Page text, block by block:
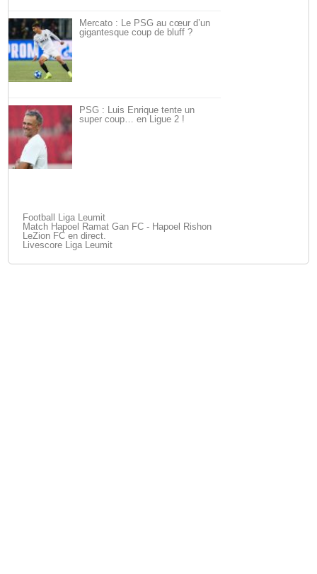
Mercato : Le PSG au cœur d’un
gigantesque coup de bluff ?
PSG : Luis Enrique tente un
super coup… en Ligue 2 !
Football Liga Leumit
Match Hapoel Ramat Gan FC - Hapoel Rishon
LeZion FC en direct.
Livescore Liga Leumit